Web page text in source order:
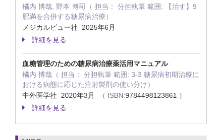
橘内 博哉, 野本 博司（ 担当： 分担執筆 範囲: 【治す】9
肥満を合併する糖尿病治療）
メジカルビュー社 2025年6月
詳細を見る
血糖管理のための糖尿病治療薬活用マニュアル
橘内 博哉（ 担当： 分担執筆 範囲: 3-3 糖尿病初期治療に
おける病態に応じた注射製剤の使い分け）
中外医学社 2020年3月
（ ISBN:9784498123861 ）
詳細を見る